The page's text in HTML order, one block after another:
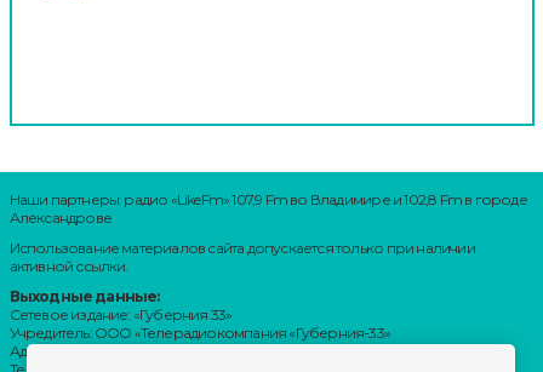
Наши партнеры: радио «LikeFm» 107,9 Fm во Владимире и 102,8 Fm в городе
Александрове
Использование материалов сайта допускается только при наличии
активной ссылки.
Выходные данные:
Сетевое издание: «Губерния 33»
Учредитель: ООО «Телерадиокомпания «Губерния-33»
Адрес: Воронцовский переулок, д.4.г. Владимир, 600000